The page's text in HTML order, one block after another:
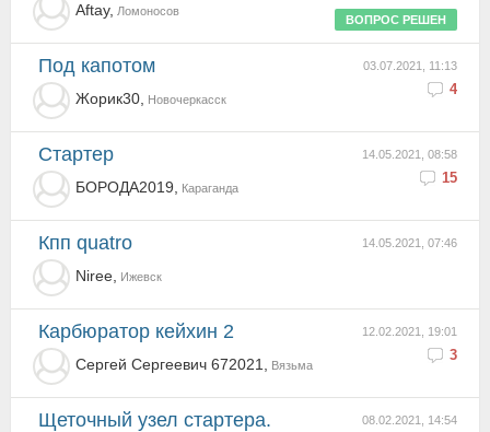
Aftay, Ломоносов
ВОПРОС РЕШЕН
03.07.2021, 11:13
4
Под капотом
Жорик30, Новочеркасск
14.05.2021, 08:58
15
Стартер
БОРОДА2019, Караганда
14.05.2021, 07:46
Кпп quatro
Niree, Ижевск
12.02.2021, 19:01
3
карбюратор кейхин 2
Сергей Сергеевич 672021, Вязьма
08.02.2021, 14:54
Щеточный узел стартера.